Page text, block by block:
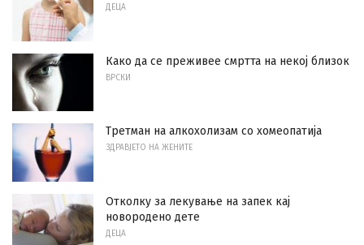
ДЕЦА
Како да се преживее смртта на некој близок
ВРСКИ
Третман на алкохолизам со хомеопатија
ЗДРАВЈЕТО НА ЖЕНИТЕ
Отколку за лекување на запек кај
новородено дете
ДЕЦА